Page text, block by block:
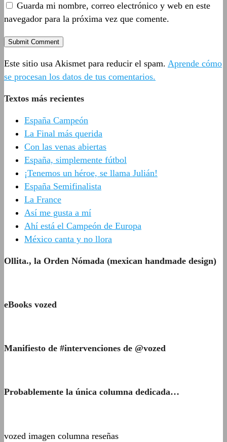
Guarda mi nombre, correo electrónico y web en este
navegador para la próxima vez que comente.
Este sitio usa Akismet para reducir el spam. Aprende cómo
se procesan los datos de tus comentarios.
Textos más recientes
España Campeón
La Final más querida
Con las venas abiertas
España, simplemente fútbol
¡Tenemos un héroe, se llama Julián!
España Semifinalista
La France
Así me gusta a mí
Ahí está el Campeón de Europa
México canta y no llora
Ollita., la Orden Nómada (mexican handmade design)
eBooks vozed
Manifiesto de #intervenciones de @vozed
Probablemente la única columna dedicada…
vozed imagen columna reseñas